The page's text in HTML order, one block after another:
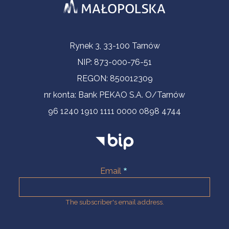
Contact InformationRynek 3, 33-100 Tarnów
NIP: 873-000-76-51
REGON: 850012309
nr konta: Bank PEKAO S.A. O/Tarnów
96 1240 1910 1111 0000 0898 4744
Email
The subscriber's email address.